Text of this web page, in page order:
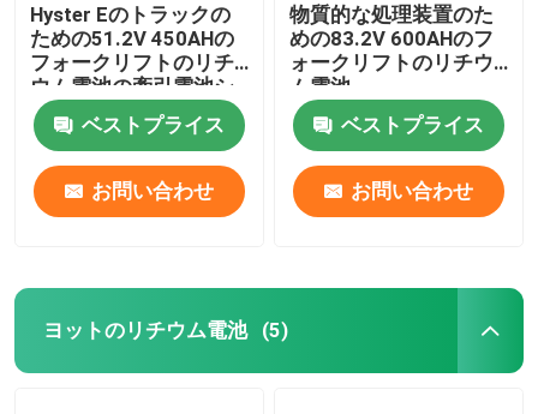
Hyster Eのトラックの
ための51.2V 450AHの
フォークリフトのリチ
ウム電池の牽引電池シ
ステム
ベストプライス
お問い合わせ
物質的な処理装置のた
めの83.2V 600AHのフ
ォークリフトのリチウ
ム電池
ベストプライス
お問い合わせ
ヨットのリチウム電池 (5)